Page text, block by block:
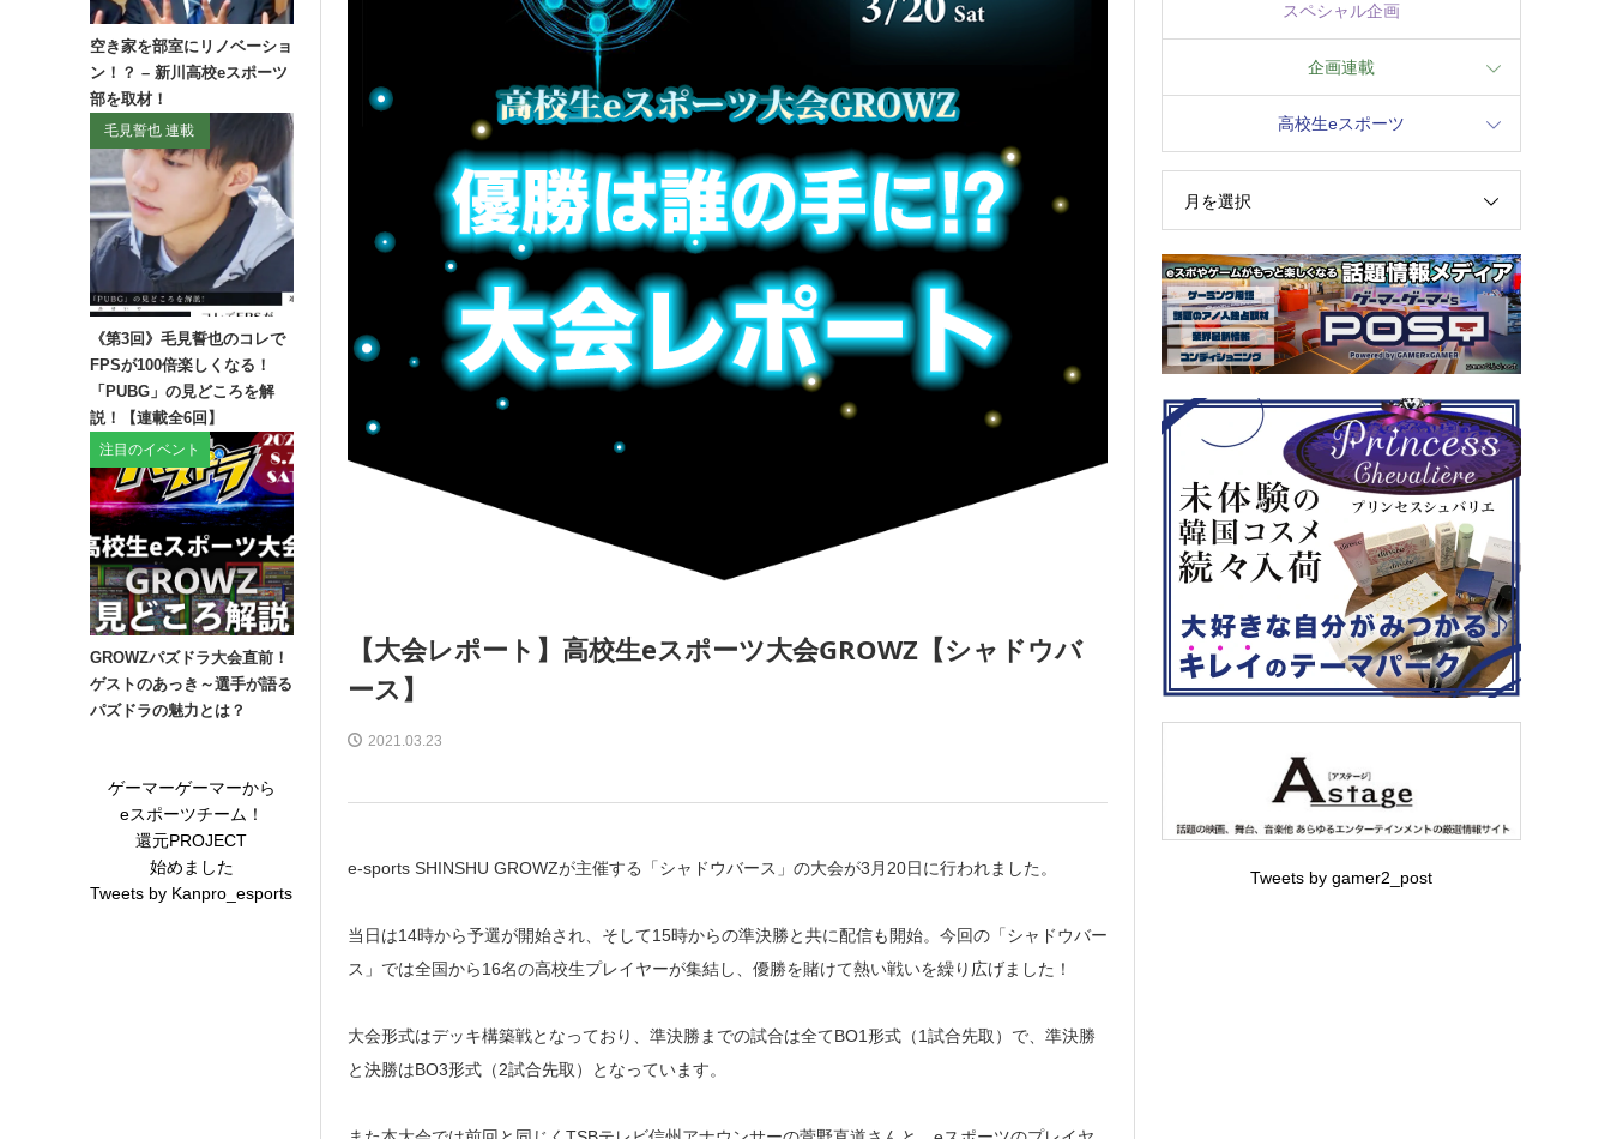
【大会レポート】高校生eスポーツ大会GROWZ【シャドウバ
ース】
2021.03.23
e-sports SHINSHU GROWZが主催する「シャドウバース」の大会が3月20日に行われました。
当日は14時から予選が開始され、そして15時からの準決勝と共に配信も開始。今回の「シャドウバー
ス」では全国から16名の高校生プレイヤーが集結し、優勝を賭けて熱い戦いを繰り広げました！
大会形式はデッキ構築戦となっており、準決勝までの試合は全てBO1形式（1試合先取）で、準決勝
と決勝はBO3形式（2試合先取）となっています。
空き家を部室にリノベーショ
ン！？ – 新川高校eスポーツ
部を取材！
毛見誓也 連載
《第3回》毛見誓也のコレで
FPSが100倍楽しくなる！
「PUBG」の見どころを解
説！【連載全6回】
注目のイベント
GROWZパズドラ大会直前！
ゲストのあっき～選手が語る
パズドラの魅力とは？
ゲーマーゲーマーから
eスポーツチーム！
還元PROJECT
始めました
Tweets by Kanpro_esports
スペシャル企画
企画連載
高校生eスポーツ
月を選択
Tweets by gamer2_post